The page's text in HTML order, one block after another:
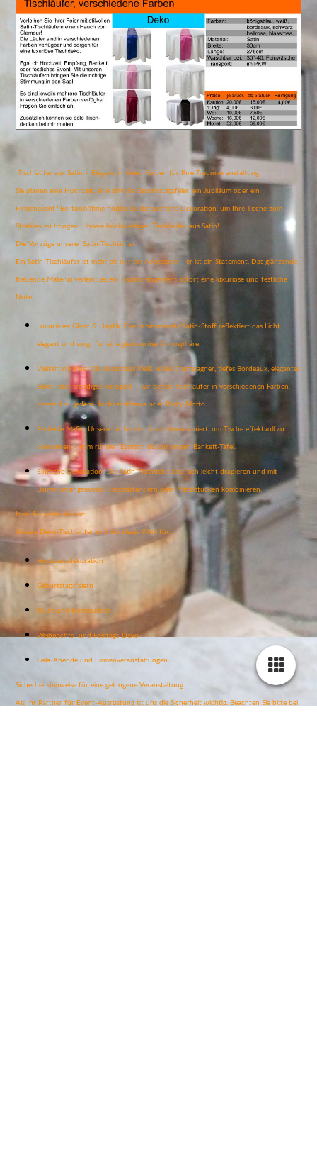
Tischläufer aus Satin – Eleganz in vielen Farben für Ihre Traumveranstaltung
Sie planen eine Hochzeit, eine stilvolle Geburtstagsfeier, ein Jubiläum oder ein
Firmenevent? Bei tools4time finden Sie die perfekte Dekoration, um Ihre Tische zum
Strahlen zu bringen: Unsere hochwertigen Tischläufer aus Satin!
Die Vorzüge unserer Satin-Tischläufer
Ein Satin-Tischläufer ist mehr als nur ein Accessoire – er ist ein Statement. Das glänzende,
fließende Material verleiht jedem Tischarrangement sofort eine luxuriöse und festliche
Note.
Luxuriöser Glanz & Haptik: Der schimmernde Satin-Stoff reflektiert das Licht
elegant und sorgt für eine glamouröse Atmosphäre.
Vielfalt in Farbe: Ob klassisches Weiß, edles Champagner, tiefes Bordeaux, elegantes
Silber oder trendiges Roségold – wir bieten Tischläufer in verschiedenen Farben,
passend zu jedem Hochzeitsthema oder Party-Motto.
Perfekte Maße: Unsere Läufer sind ideal dimensioniert, um Tische effektvoll zu
dekorieren – vom runden Esstisch bis zur langen Bankett-Tafel.
Einfache Dekoration: Die Satin-Tischdeko lässt sich leicht drapieren und mit
Blumenarrangements, Kerzenständern oder Mittelstücken kombinieren.
Ideal für jeden Anlass:
Unsere Deko-Tischläufer sind die ideale Wahl für:
Hochzeitsdekoration
Geburtstagsfeiern
Taufe und Kommunion
Weihnachts- und Festtags-Deko
Gala-Abende und Firmenveranstaltungen
Sicherheitshinweise für eine gelungene Veranstaltung
Als Ihr Partner für Event-Ausrüstung ist uns die Sicherheit wichtig. Beachten Sie bitte bei